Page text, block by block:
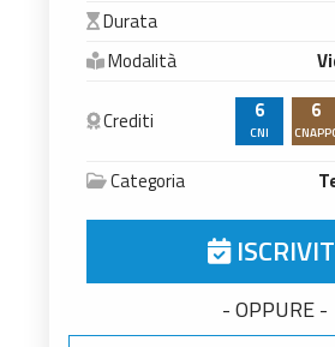
Durata
Modalità
Crediti 6
CNI
6
Categoria
- OPPURE -